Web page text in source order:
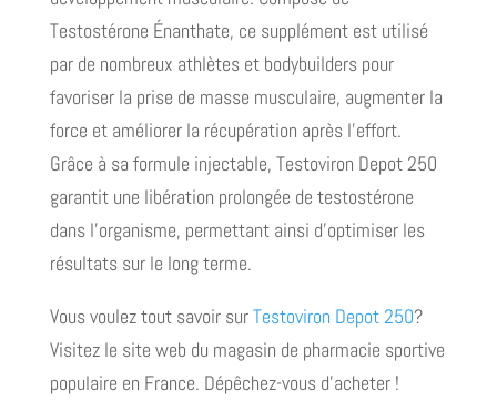
Testostérone Énanthate, ce supplément est utilisé
par de nombreux athlètes et bodybuilders pour
favoriser la prise de masse musculaire, augmenter la
force et améliorer la récupération après l’effort.
Grâce à sa formule injectable, Testoviron Depot 250
garantit une libération prolongée de testostérone
dans l’organisme, permettant ainsi d’optimiser les
résultats sur le long terme.
Vous voulez tout savoir surTestoviron Depot 250?
Visitez le site web du magasin de pharmacie sportive
populaire en France. Dépêchez-vous d’acheter !